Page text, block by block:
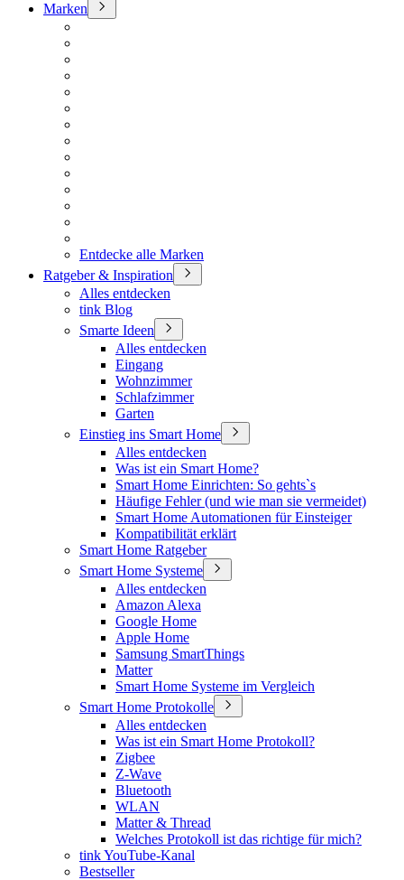
Marken
Entdecke alle Marken
Ratgeber & Inspiration
Alles entdecken
tink Blog
Smarte Ideen
Alles entdecken
Eingang
Wohnzimmer
Schlafzimmer
Garten
Einstieg ins Smart Home
Alles entdecken
Was ist ein Smart Home?
Smart Home Einrichten: So gehts`s
Häufige Fehler (und wie man sie vermeidet)
Smart Home Automationen für Einsteiger
Kompatibilität erklärt
Smart Home Ratgeber
Smart Home Systeme
Alles entdecken
Amazon Alexa
Google Home
Apple Home
Samsung SmartThings
Matter
Smart Home Systeme im Vergleich
Smart Home Protokolle
Alles entdecken
Was ist ein Smart Home Protokoll?
Zigbee
Z-Wave
Bluetooth
WLAN
Matter & Thread
Welches Protokoll ist das richtige für mich?
tink YouTube-Kanal
Bestseller